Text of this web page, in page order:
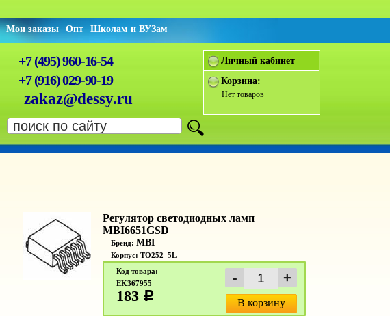
Мои заказы Опт Школам и ВУЗам
+7 (495) 960-16-54
+7 (916) 029-90-19
zakaz@dessy.ru
Личный кабинет
Корзина:
Нет товаров
Регулятор светодиодных ламп
MBI6651GSD
Бренд: MBI
Корпус: TO252_5L
Код товара:
EK367955
183 c
В корзину